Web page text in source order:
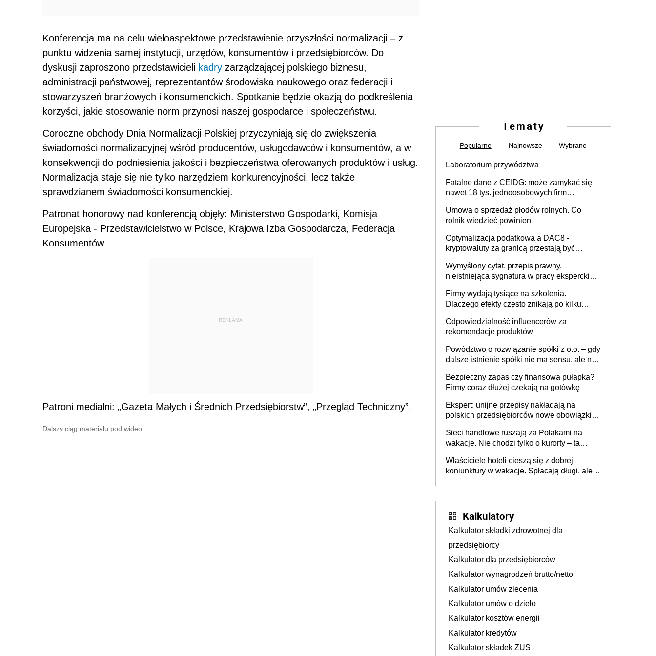
Konferencja ma na celu wieloaspektowe przedstawienie przyszłości normalizacji – z
punktu widzenia samej instytucji, urzędów, konsumentów i przedsiębiorców. Do
dyskusji zaproszono przedstawicieli kadry zarządzającej polskiego biznesu,
administracji państwowej, reprezentantów środowiska naukowego oraz federacji i
stowarzyszeń branżowych i konsumenckich. Spotkanie będzie okazją do podkreślenia
korzyści, jakie stosowanie norm przynosi naszej gospodarce i społeczeństwu.
Coroczne obchody Dnia Normalizacji Polskiej przyczyniają się do zwiększenia
świadomości normalizacyjnej wśród producentów, usługodawców i konsumentów, a w
konsekwencji do podniesienia jakości i bezpieczeństwa oferowanych produktów i usług.
Normalizacja staje się nie tylko narzędziem konkurencyjności, lecz także
sprawdzianem świadomości konsumenckiej.
Patronat honorowy nad konferencją objęły: Ministerstwo Gospodarki, Komisja
Europejska - Przedstawicielstwo w Polsce, Krajowa Izba Gospodarcza, Federacja
Konsumentów.
REKLAMA
Patroni medialni: „Gazeta Małych i Średnich Przedsiębiorstw”, „Przegląd Techniczny”,
Dalszy ciąg materiału pod wideo
Tematy
Popularne Najnowsze Wybrane
Laboratorium przywództwa
Fatalne dane z CEIDG: może zamykać się
nawet 18 tys. jednoosobowych firm
Umowa o sprzedaż płodów rolnych. Co
rolnik wiedzieć powinien
Optymalizacja podatkowa a DAC8 -
kryptowaluty za granicą przestają być
Wymyślony cytat, przepis prawny,
nieistniejąca sygnatura w pracy eksperckiej -
firmie
Firmy wydają tysiące na szkolenia.
Dlaczego efekty często znikają po kilku
Odpowiedzialność influencerów za
rekomendacje produktów
Powództwo o rozwiązanie spółki z o.o. – gdy
dalsze istnienie spółki nie ma sensu, ale nie
Bezpieczny zapas czy finansowa pułapka?
Firmy coraz dłużej czekają na gotówkę
Ekspert: unijne przepisy nakładają na
polskich przedsiębiorców nowe obowiązki w
Sieci handlowe ruszają za Polakami na
wakacje. Nie chodzi tylko o kurorty – ta
tam, gdzie wielu spędzi urlop po cichu
Właściciele hoteli cieszą się z dobrej
koniunktury w wakacje. Spłacają długi, ale
Kalkulatory
Kalkulator składki zdrowotnej dla
przedsiębiorcy
Kalkulator dla przedsiębiorców
Kalkulator wynagrodzeń brutto/netto
Kalkulator umów zlecenia
Kalkulator umów o dzieło
Kalkulator kosztów energii
Kalkulator kredytów
Kalkulator składek ZUS